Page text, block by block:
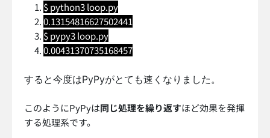
$ python3 loop.py
0.13154816627502441
$ pypy3 loop.py
0.00431370735168457
すると今度はPyPyがとても速くなりました。
このようにPyPyは同じ処理を繰り返すほど効果を発揮
する処理系です。